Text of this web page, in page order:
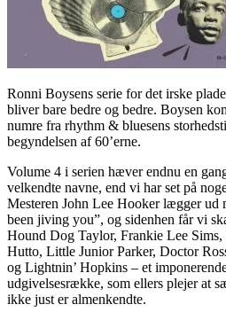
Ronni Boysens serie for det irske
bliver bare bedre og bedre. Boysen
numre fra rhythm & bluesens
begyndelsen af 60’erne.
Volume 4 i serien hæver endnu en
velkendte navne, end vi har set på
Mesteren John Lee Hooker lægger ud
been jiving you”, og sidenhen får vi
Hound Dog Taylor, Frankie Lee
Hutto, Little Junior Parker, Doctor
og Lightnin’ Hopkins – et
udgivelsesrække, som ellers plejer at
ikke just er almenkendte.